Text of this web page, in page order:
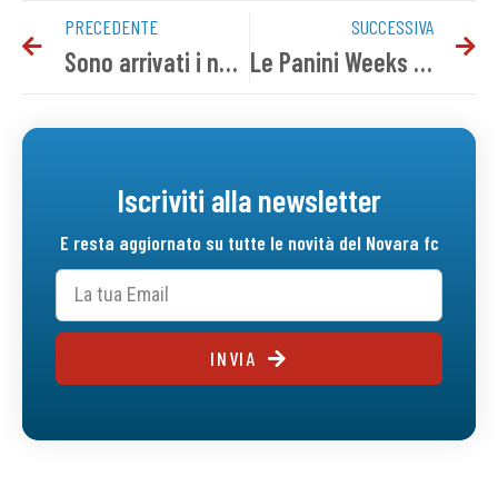
PRECEDENTE
Sono arrivati i nuovi prodotti del Novara FC
SUCCESSIVA
Le Panini Weeks negli stadi di Serie C
Iscriviti alla newsletter
E resta aggiornato su tutte le novità del Novara fc
INVIA